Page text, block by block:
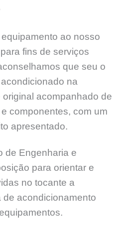
ao nosso
fins de serviços
que seu o
na
acompanhado de
componentes, com um
apresentado.
de Engenharia e
para orientar e
no tocante a
de acondicionamento